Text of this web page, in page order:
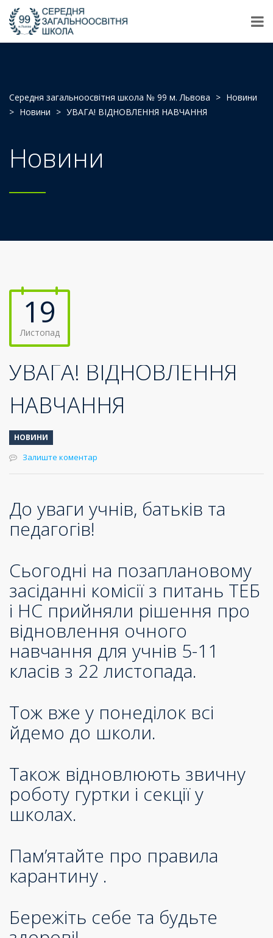
Середня загальноосвітня школа № 99 м. Львова > Новини
> Новини > УВАГА! ВІДНОВЛЕННЯ НАВЧАННЯ
Новини
19
Листопад
УВАГА! ВІДНОВЛЕННЯ
НАВЧАННЯ
НОВИНИ
Залиште коментар
До уваги учнів, батьків та
педагогів!
Сьогодні на позаплановому
засіданні комісії з питань ТЕБ
і НС прийняли рішення про
відновлення очного
навчання для учнів 5-11
класів з 22 листопада.
Тож вже у понеділок всі
йдемо до школи.
Також відновлюють звичну
роботу гуртки і секції у
школах.
Пам’ятайте про правила
карантину .
Бережіть себе та будьте